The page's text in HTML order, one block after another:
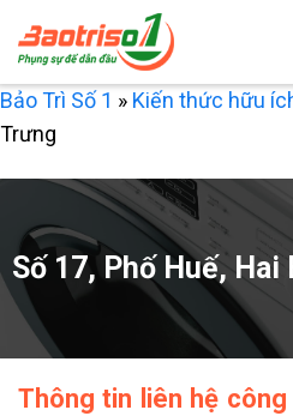
qua
nội
dung
Bảo Trì Số 1 » Kiến thức hữu
Trưng
Số 17, Phố Huế, Hai
Thông tin liên hệ